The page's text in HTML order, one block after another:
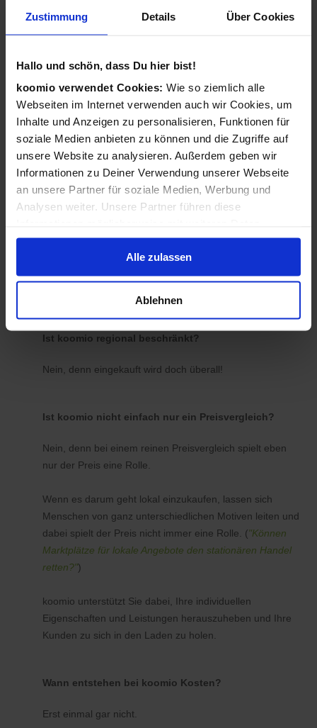
Zustimmung Details Über Cookies
Hallo und schön, dass Du hier bist!
koomio verwendet Cookies: Wie so ziemlich alle
Webseiten im Internet verwenden auch wir Cookies, um
Inhalte und Anzeigen zu personalisieren, Funktionen für
soziale Medien anbieten zu können und die Zugriffe auf
unsere Website zu analysieren. Außerdem geben wir
Informationen zu Deiner Verwendung unserer Webseite
an unsere Partner für soziale Medien, Werbung und
Analysen weiter. Unsere Partner führen diese
zusammen, die Du ihnen bereitgestellt hast oder die sie
im Rahmen Deiner Nutzung der Dienste gesammelt
haben.
Alle zulassen
Ablehnen
Wie funktioniert koomio?
Geschäftsinformationen vervollständigen, Angebote
Wir kümmern uns dann darum, dass Ihre Informationen
zu Ihren Kunden gelangen: Auf der koomio-Webseite, in
unseren Apps und in Suchmaschinen - daheim auf der
Couch und unterwegs auf dem Smartphone!
Ist koomio für alle Unternehmen gedacht?
Ja! koomio hilft deminhabergeführten Einzelhandel
genauso wie einerlandesweiten Handelskette
reinenDienstleister.
Ist koomio regional beschränkt?
Nein, denn eingekauft wird doch überall!
Ist koomio nicht einfach nur ein Preisvergleich?
Nein, denn bei einem reinen Preisvergleich spielt eben
nur der Preis eine Rolle.
Wenn es darum geht lokal einzukaufen, lassen sich
Menschen von ganz unterschiedlichen Motiven leiten und
dabei spielt der Preis nicht immer eine Rolle. ("Können
Marktplätze für lokale Angebote den stationären Handel
retten?")
koomio unterstützt Sie dabei, Ihre individuellen
Eigenschaften und Leistungen herauszuheben und Ihre
Kunden zu sich in den Laden zu holen.
Wann entstehen bei koomio Kosten?
Erst einmal gar nicht.